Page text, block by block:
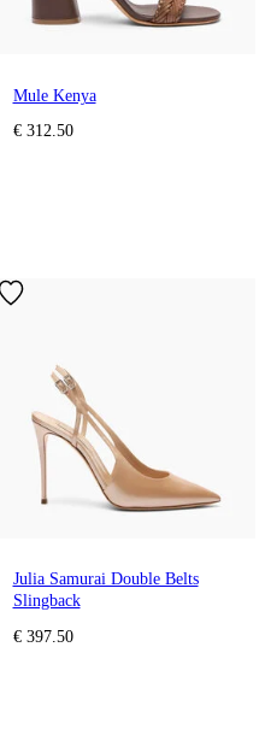
Mule Kenya
€ 312.50
Julia Samurai Double Belts
Slingback
€ 397.50